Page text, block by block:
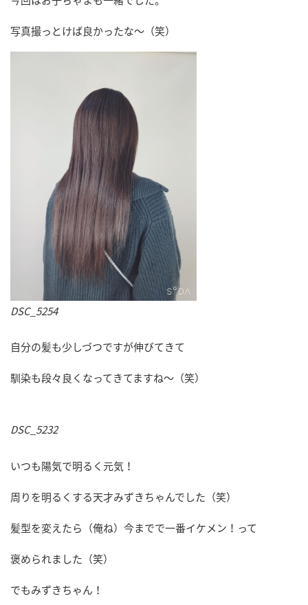
写真撮っとけば良かったな～（笑）
DSC_5254
自分の髪も少しづつですが伸びてきて
馴染も段々良くなってきてますね～（笑）
DSC_5232
いつも陽気で明るく元気！
周りを明るくする天才みずきちゃんでした（笑）
髪型を変えたら（俺ね）今までで一番イケメン！って
褒められました（笑）
でもみずきちゃん！